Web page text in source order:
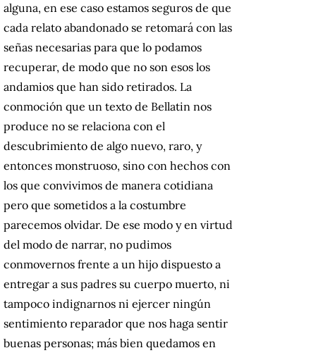
alguna, en ese caso estamos seguros de que
cada relato abandonado se retomará con las
señas necesarias para que lo podamos
recuperar, de modo que no son esos los
andamios que han sido retirados. La
conmoción que un texto de Bellatin nos
produce no se relaciona con el
descubrimiento de algo nuevo, raro, y
entonces monstruoso, sino con hechos con
los que convivimos de manera cotidiana
pero que sometidos a la costumbre
parecemos olvidar. De ese modo y en virtud
del modo de narrar, no pudimos
conmovernos frente a un hijo dispuesto a
entregar a sus padres su cuerpo muerto, ni
tampoco indignarnos ni ejercer ningún
sentimiento reparador que nos haga sentir
buenas personas; más bien quedamos en